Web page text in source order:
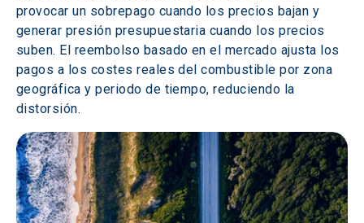
provocar un sobrepago cuando los precios bajan y
generar presión presupuestaria cuando los precios
suben. El reembolso basado en el mercado ajusta los
pagos a los costes reales del combustible por zona
geográfica y periodo de tiempo, reduciendo la
distorsión.